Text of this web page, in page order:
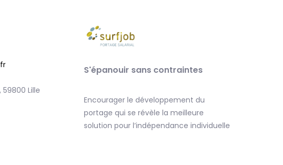
59800 Lille
S'épanouir sans contraintes
Encourager le développement du
portage qui se révèle la meilleure
solution pour l’indépendance individuelle